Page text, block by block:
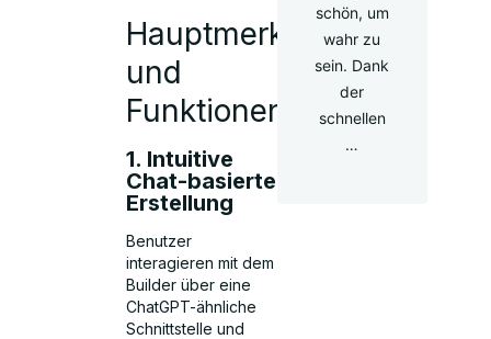
Hauptmerkmale
und
Funktionen
1. Intuitive
Chat-basierte
Erstellung
Benutzer
interagieren mit dem
Builder über eine
ChatGPT-ähnliche
Schnittstelle und
schön, um
wahr zu
sein. Dank
der
schnellen
…